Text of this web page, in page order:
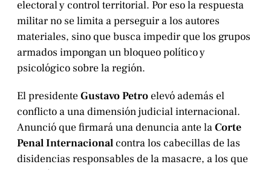
electoral y control territorial. Por eso la respuesta
militar no se limita a perseguir a los autores
materiales, sino que busca impedir que los grupos
armados impongan un bloqueo político y
psicológico sobre la región.
El presidenteGustavo Petro elevó además el
conflicto a una dimensión judicial internacional.
Anunció que firmará una denuncia ante laCorte
Penal Internacional contra los cabecillas de las
disidencias responsables de la masacre, a los que